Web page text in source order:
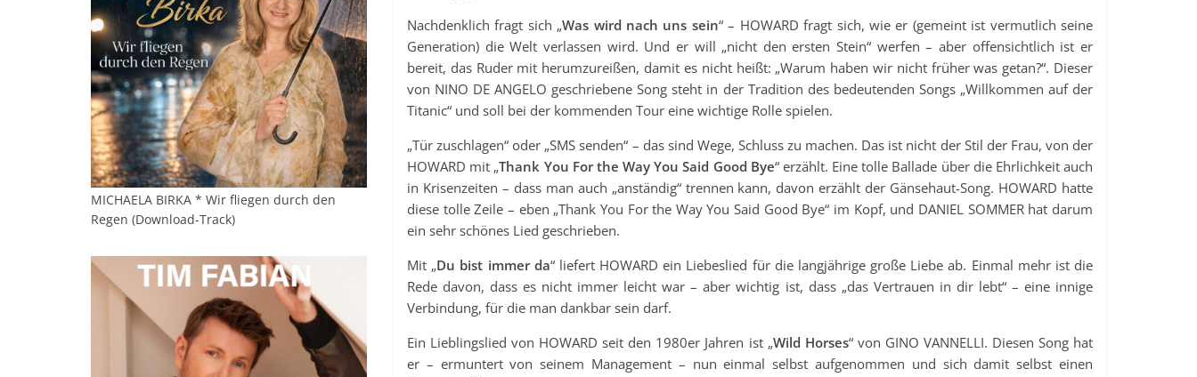
Nachdenklich fragt sich „Was wird nach uns sein“ – HOWARD fragt sich, wie er (gemeint ist vermutlich seine
Generation) die Welt verlassen wird. Und er will „nicht den ersten Stein“ werfen – aber offensichtlich ist er
bereit, das Ruder mit herumzureißen, damit es nicht heißt: „Warum haben wir nicht früher was getan?“. Dieser
von NINO DE ANGELO geschriebene Song steht in der Tradition des bedeutenden Songs „Willkommen auf der
Titanic“ und soll bei der kommenden Tour eine wichtige Rolle spielen.
„Tür zuschlagen“ oder „SMS senden“ – das sind Wege, Schluss zu machen. Das ist nicht der Stil der Frau, von der
HOWARD mit „Thank You For the Way You Said Good Bye“ erzählt. Eine tolle Ballade über die Ehrlichkeit auch
in Krisenzeiten – dass man auch „anständig“ trennen kann, davon erzählt der Gänsehaut-Song. HOWARD hatte
diese tolle Zeile – eben „Thank You For the Way You Said Good Bye“ im Kopf, und DANIEL SOMMER hat darum
ein sehr schönes Lied geschrieben.
Mit „Du bist immer da“ liefert HOWARD ein Liebeslied für die langjährige große Liebe ab. Einmal mehr ist die
Rede davon, dass es nicht immer leicht war – aber wichtig ist, dass „das Vertrauen in dir lebt“ – eine innige
Verbindung, für die man dankbar sein darf.
Ein Lieblingslied von HOWARD seit den 1980er Jahren ist „Wild Horses“ von GINO VANNELLI. Diesen Song hat
er – ermuntert von seinem Management – nun einmal selbst aufgenommen und sich damit selbst einen
MICHAELA BIRKA * Wir fliegen durch den
Regen (Download-Track)